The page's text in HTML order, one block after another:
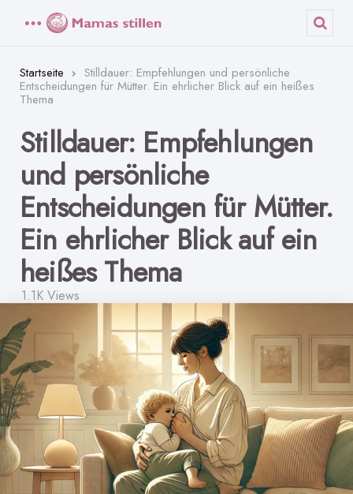
Startseite Stilldauer: Empfehlungen und persönliche
Entscheidungen für Mütter. Ein ehrlicher Blick auf ein heißes
Thema
Stilldauer: Empfehlungen
und persönliche
Entscheidungen für Mütter.
Ein ehrlicher Blick auf ein
heißes Thema
1.1K Views